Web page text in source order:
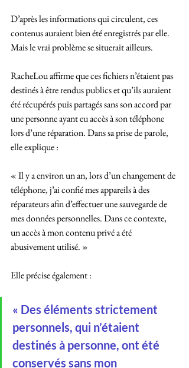
D’après les informations qui circulent, ces
contenus auraient bien été enregistrés par elle.
Mais le vrai problème se situerait ailleurs.
RacheLou affirme que ces fichiers n’étaient pas
destinés à être rendus publics et qu’ils auraient
été récupérés puis partagés sans son accord par
une personne ayant eu accès à son téléphone
lors d’une réparation. Dans sa prise de parole,
elle explique :
« Il y a environ un an, lors d’un changement de
téléphone, j’ai confié mes appareils à des
réparateurs afin d’effectuer une sauvegarde de
mes données personnelles. Dans ce contexte,
un accès à mon contenu privé a été
abusivement utilisé. »
Elle précise également :
« Des éléments strictement
personnels, qui n’étaient
destinés à personne, ont été
conservés sans mon